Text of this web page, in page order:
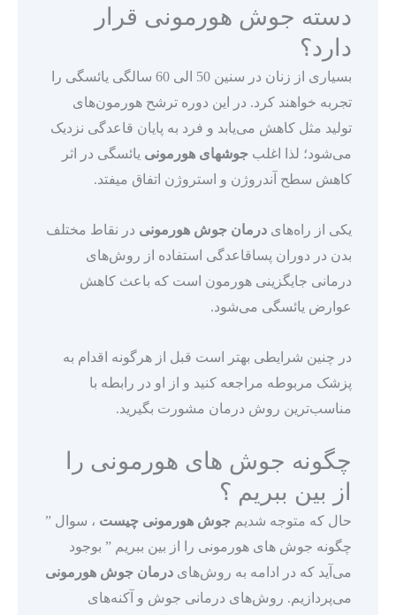
دسته جوش‌ هورمونی قرار
دارد؟
بسیاری از زنان در سنین 50 الی 60 سالگی یائسگی را
تجربه خواهند کرد. در این دوره ترشح هورمون‌های
تولید مثل کاهش می‌یابد و فرد به پایان قاعدگی نزدیک
می‌شود؛ لذا اغلب جوشهای هورمونی یائسگی در اثر
کاهش سطح آندروژن و استروژن اتفاق میفتد.
یکی از راه‌های درمان جوش‌ هورمونی در نقاط مختلف
بدن در دوران پساقاعدگی استفاده از روش‌های
درمانی جایگزینی هورمون است که باعث کاهش
عوارض یائسگی می‌شود.
در چنین شرایطی بهتر است قبل از هرگونه اقدام به
پزشک مربوطه مراجعه کنید و از او در رابطه با
مناسب‌ترین روش درمان مشورت بگیرید.
چگونه جوش های هورمونی را
از بین ببریم ؟
حال که متوجه شدیم جوش هورمونی چیست ، سوال ”
چگونه جوش های هورمونی را از بین ببریم ” بوجود
می‌آید که در ادامه به روش‌های درمان جوش هورمونی
می‌پردازیم. روش‌های درمانی جوش‌ و آکنه‌های